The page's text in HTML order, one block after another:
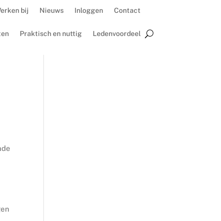
bij Nieuws Inloggen Contact
Praktisch en nuttig Ledenvoordeel